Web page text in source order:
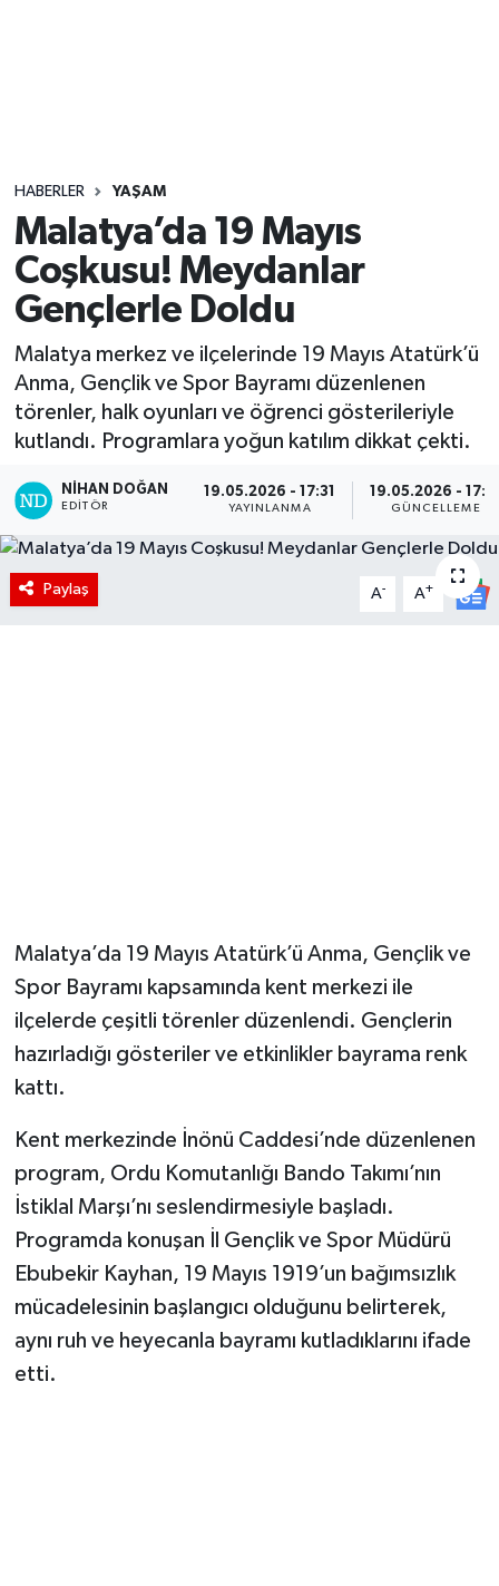
HABERLER YAŞAM
Malatya’da 19 Mayıs
Coşkusu! Meydanlar
Gençlerle Doldu
Malatya merkez ve ilçelerinde 19 Mayıs Atatürk’ü
Anma, Gençlik ve Spor Bayramı düzenlenen
törenler, halk oyunları ve öğrenci gösterileriyle
kutlandı. Programlara yoğun katılım dikkat çekti.
NIHAN DOĞAN
EDITÖR
19.05.2026 - 17:31
YAYINLANMA
19.05.2026 -
GÜNCELLEME
Paylaş A- A+
Malatya’da 19 Mayıs Atatürk’ü Anma, Gençlik ve
Spor Bayramı kapsamında kent merkezi ile
ilçelerde çeşitli törenler düzenlendi. Gençlerin
hazırladığı gösteriler ve etkinlikler bayrama renk
kattı.
Kent merkezinde İnönü Caddesi’nde düzenlenen
program, Ordu Komutanlığı Bando Takımı’nın
İstiklal Marşı’nı seslendirmesiyle başladı.
Programda konuşan İl Gençlik ve Spor Müdürü
Ebubekir Kayhan, 19 Mayıs 1919’un bağımsızlık
mücadelesinin başlangıcı olduğunu belirterek,
aynı ruh ve heyecanla bayramı kutladıklarını ifade
etti.
Yaşam